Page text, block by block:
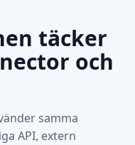
täcker
och
samma
API, extern